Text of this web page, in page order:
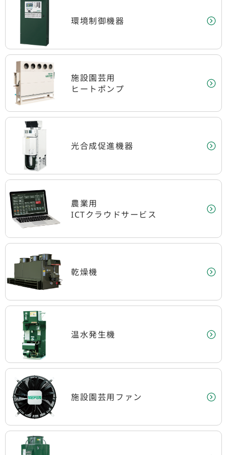
環境制御機器
施設園芸用
ヒートポンプ
光合成促進機器
農業用
ICTクラウドサービス
乾燥機
温水発生機
施設園芸用ファン